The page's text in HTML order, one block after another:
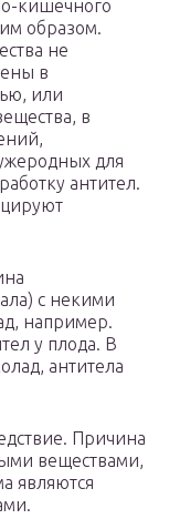
кишечного
образом.
не
в
или
в
для
антител.
с некими
например.
у плода. В
антитела
Причина
веществами,
являются